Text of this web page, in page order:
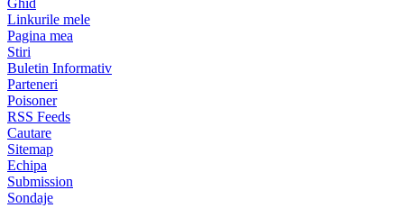
Ghid
Linkurile mele
Pagina mea
Stiri
Buletin Informativ
Parteneri
Poisoner
RSS Feeds
Cautare
Sitemap
Echipa
Submission
Sondaje